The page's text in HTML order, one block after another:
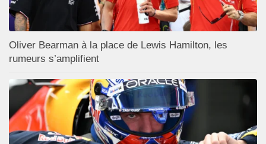
Oliver Bearman à la place de Lewis Hamilton, les
rumeurs s’amplifient